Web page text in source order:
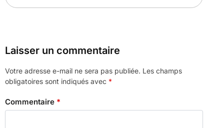
Laisser un commentaire
Votre adresse e-mail ne sera pas publiée. Les champs
obligatoires sont indiqués avec *
Commentaire *